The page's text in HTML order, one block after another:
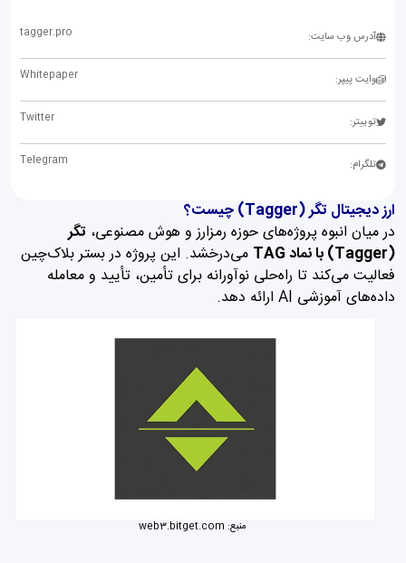
آدرس وب سایت: tagger.pro
وایت پیپر: Whitepaper
توییتر: Twitter
تلگرام: Telegram
ارز دیجیتال تگر (Tagger) چیست؟
در میان انبوه پروژه‌های حوزه رمزارز و هوش مصنوعی، تگر
(Tagger) با نماد TAG
می‌درخشد. این پروژه در بستر بلاک‌چین
فعالیت می‌کند تا راه‌حلی نوآورانه برای تأمین، تأیید و معامله
داده‌های آموزشی AI ارائه دهد.
منبع: web3.bitget.com